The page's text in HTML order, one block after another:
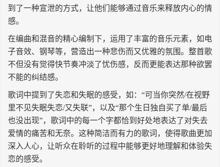
收歌
长按识别二维码
到了一种宣泄的方式，让他们能够通过音乐来释放内心的情
感。
在编曲和混音的精心编制下，运用了丰富的音乐元素，如电
子音效、钢琴等，营造出一种悲伤而又优雅的氛围。整首歌
不但没有觉得快节奏冲淡了忧伤感，反而更能表达那种欲罢
不能的纠结感。
歌词中提到了失恋和失眠的感受，如：“可当你突然/在视野
里不见失眠失恋/又失联”，以及“那个生日独自买了单/最后
也没出现”，歌词中的每一个字都恰到好处地表达了对失去
爱情的痛苦和无奈。这种简洁而有力的歌词，使得歌曲更加
深入人心，让听众在聆听的过程中能够更好地理解和体验失
恋的感受。